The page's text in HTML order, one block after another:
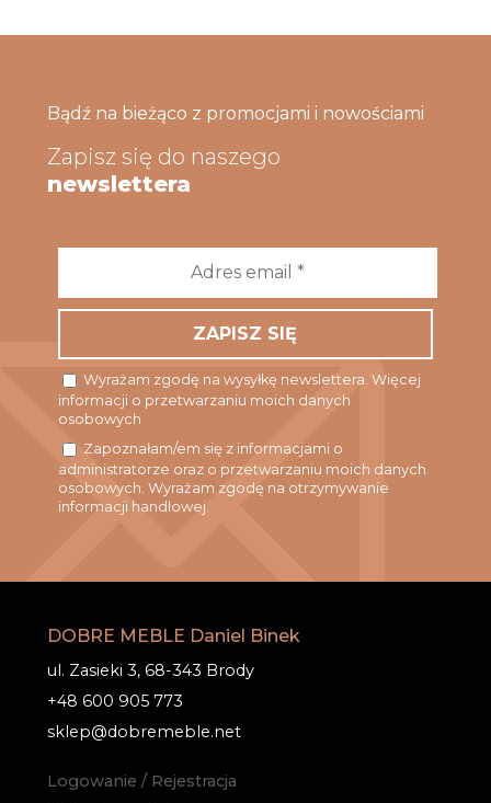
Bądź na bieżąco z promocjami i nowościami
Zapisz się do naszego
newslettera
*
Wyrażam zgodę na wysyłkę newslettera. Więcej
informacji o przetwarzaniu moich danych
osobowych
Zapoznałam/em się z informacjami o
administratorze oraz o przetwarzaniu moich danych
osobowych. Wyrażam zgodę na otrzymywanie
informacji handlowej.
DOBRE MEBLE Daniel Binek
ul. Zasieki 3, 68-343 Brody
+48 600 905 773
sklep@dobremeble.net
Logowanie / Rejestracja